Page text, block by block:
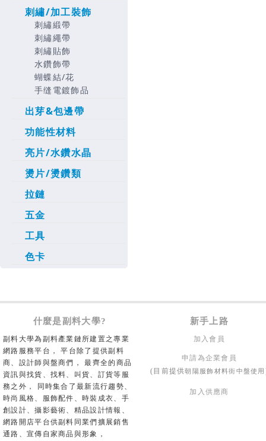
刺繡/加工裝飾
刺繡緞帶
刺繡繩帶
刺繡貼飾
水鑽飾帶
蝴蝶結/花
手缝電鍍飾品
出芽&包邊帶
功能性材料
亮片/水鑽水晶
燙片/燙鑽類
拉鏈
五金
工具
色卡
什麼是副料大學? 新手上路
副料大學為副料產業鏈所建置之專業
網路服務平台， 平台除了提供副料
商、設計師與盤商們， 最齊全的商品
資訊與找貨、找料、叫貨、訂貨等服
務之外， 同時集合了最新流行趨勢、
時尚風格、服飾配件、時裝成衣、手
創設計、攝影藝術、精品設計情報、
網路開店平台供副料同業們擴展銷售
通路、宣傳自家商品與形象，
加入會員
申請為企業會員
(目前提供朝陽服飾材料街中盤使用
加入供應商